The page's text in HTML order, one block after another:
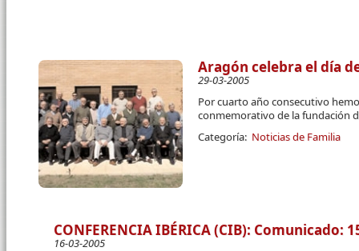
Aragón celebra el día
29-03-2005
Por cuarto año consecutivo
conmemorativo de la fundación
Categoría: Noticias de Familia
CONFERENCIA IBÉRICA (CIB): Comunicado:
16-03-2005